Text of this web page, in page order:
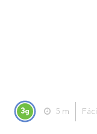
3g 5 m Fácil